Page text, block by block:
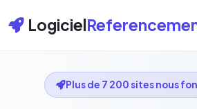
Logiciel
Plus de 7 200 sites nous